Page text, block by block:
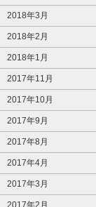
2018年3月
2018年2月
2018年1月
2017年11月
2017年10月
2017年9月
2017年8月
2017年4月
2017年3月
2017年2月